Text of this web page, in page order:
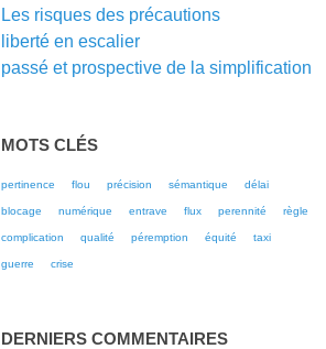
Les risques des précautions
liberté en escalier
passé et prospective de la simplification
MOTS CLÉS
pertinence flou précision sémantique délai
blocage numérique entrave flux perennité règle
complication qualité péremption équité taxi
guerre crise
DERNIERS COMMENTAIRES